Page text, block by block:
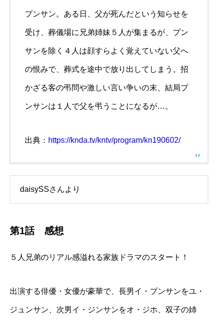
プンサン。ある日、父が死んだという知らせを
受け、葬儀場に兄弟姉妹５人が集まるが、プン
サンを除く４人は顔すらよく覚えていない父へ
の恨みで、葬式を途中で放り出してしまう。招
かざる客の弔問や激しい言い争いの末、結局プ
ンサンは１人で父を弔うことになるが…。
出典： https://knda.tv/kntv/program/kn190602/
daisySSさんより
第1話 感想
５人兄弟のリアル感溢れる家族ドラマのスタート！
出演する俳優・女優が豪華で、長男イ・プンサンをユ・
ジュンサン、次男イ・ジンサンをオ・ジホ、双子の姉